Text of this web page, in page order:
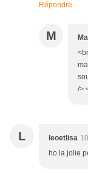
Répondre
M
/>
L leoetlisa
ho la jolie